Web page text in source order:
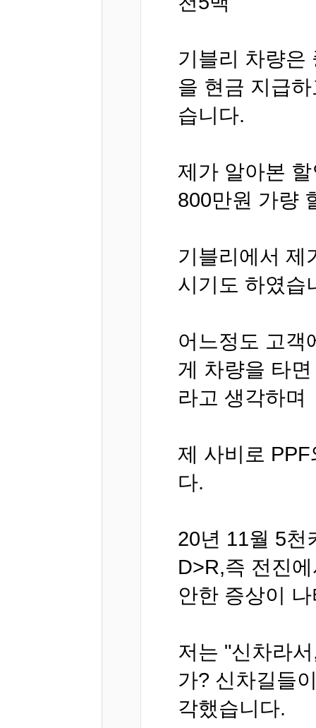
기블리 차량은
을 현금 지급
습니다.
제가 알아본
800만원 가량
기블리에서 제
시기도 하였습
어느정도 고객
게 차량을 타
라고 생각하며
제 사비로
다.
20년 11월 5천
D>R,즉 전진
안한 증상이
저는 "신차라
가? 신차길들
각했습니다.